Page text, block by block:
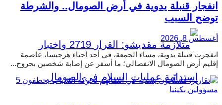
انفجار قنبلة يدوية في أرض الصومال.. والشرطة
توضح السبب
أغسطس 8, 2026
انفجرت قنبلة يدوية، مساء الجمعة، في أحد أحياء هرجيسا، عاصمة
إقليم أرض الصومال الانفصالي؛ ما أسفر عن إصابة شخصين بجروح...